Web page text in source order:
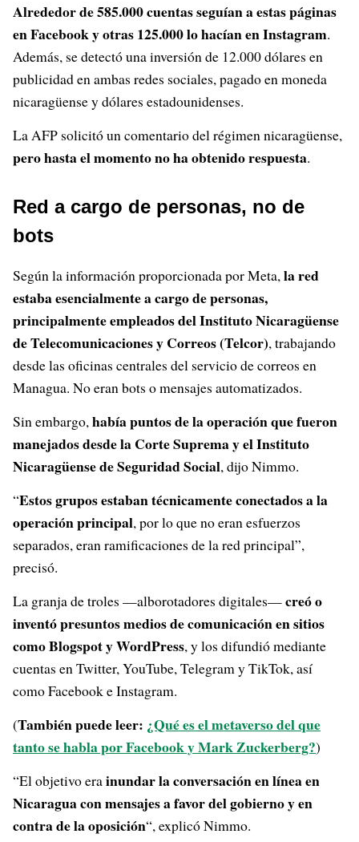
Alrededor de 585.000 cuentas seguían a estas páginas
en Facebook y otras 125.000 lo hacían en Instagram.
Además, se detectó una inversión de 12.000 dólares en
publicidad en ambas redes sociales, pagado en moneda
nicaragüense y dólares estadounidenses.
La AFP solicitó un comentario del régimen nicaragüense,
pero hasta el momento no ha obtenido respuesta.
Red a cargo de personas, no de
bots
Según la información proporcionada por Meta,la red
estaba esencialmente a cargo de personas,
principalmente empleados del Instituto Nicaragüense
de Telecomunicaciones y Correos (Telcor), trabajando
desde las oficinas centrales del servicio de correos en
Managua. No eran bots o mensajes automatizados.
Sin embargo,había puntos de la operación que fueron
manejados desde la Corte Suprema y el Instituto
Nicaragüense de Seguridad Social, dijo Nimmo.
“Estos grupos estaban técnicamente conectados a la
operación principal, por lo que no eran esfuerzos
separados, eran ramificaciones de la red principal”,
precisó.
La granja de troles —alborotadores digitales—creó o
inventó presuntos medios de comunicación en sitios
como Blogspot y WordPress, y los difundió mediante
cuentas en Twitter, YouTube, Telegram y TikTok, así
como Facebook e Instagram.
(También puede leer: ¿Qué es el metaverso del que
tanto se habla por Facebook y Mark Zuckerberg?)
“El objetivo erainundar la conversación en línea en
Nicaragua con mensajes a favor del gobierno y en
contra de la oposición“, explicó Nimmo.